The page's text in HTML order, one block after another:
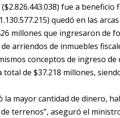
fue a beneficio
quedó en las
millones que ingresaron de
arriendos de inmuebles
conceptos de ingreso
de $37.218 millones,
mayor cantidad de dinero,
terrenos”, aseguró el